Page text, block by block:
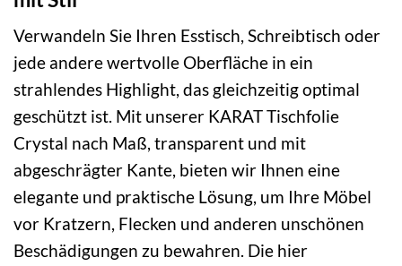
Verwandeln Sie Ihren Esstisch, Schreibtisch oder
jede andere wertvolle Oberfläche in ein
strahlendes Highlight, das gleichzeitig optimal
geschützt ist. Mit unserer KARAT Tischfolie
Crystal nach Maß, transparent und mit
abgeschrägter Kante, bieten wir Ihnen eine
elegante und praktische Lösung, um Ihre Möbel
vor Kratzern, Flecken und anderen unschönen
Beschädigungen zu bewahren. Die hier